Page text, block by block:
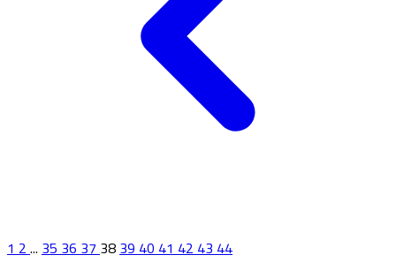
12...35363738394041424344